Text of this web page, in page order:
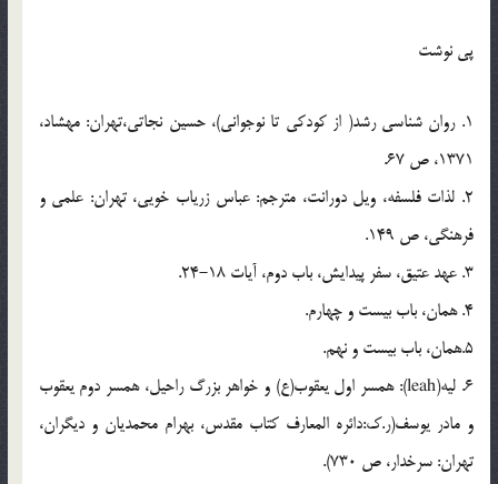
پي نوشت
1. روان شناسي رشد( از کودکي تا نوجواني)، حسين نجاتي،تهران: مهشاد،
1371، ص 67.
2. لذات فلسفه، ويل دورانت، مترجم: عباس زرياب خويي، تهران: علمي و
فرهنگي، ص 149.
3. عهد عتيق، سفر پيدايش، باب دوم، آيات 18-24.
4. همان، باب بيست و چهارم.
5.همان، باب بيست و نهم.
6. ليه(leah): همسر اول يعقوب(ع) و خواهر بزرگ راحيل، همسر دوم يعقوب
و مادر يوسف(ر.ک:دائره المعارف کتاب مقدس، بهرام محمديان و ديگران،
تهران: سرخدار، ص 730).